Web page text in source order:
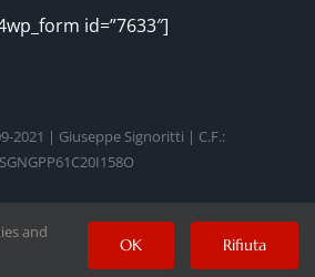
id=”7633″]
2021 | Giuseppe Signoritti | C.F.:
SGNGPP61C20I158O
Facebook
TwitterInstagram
PinterestYouTube
and
OK Rifiuta